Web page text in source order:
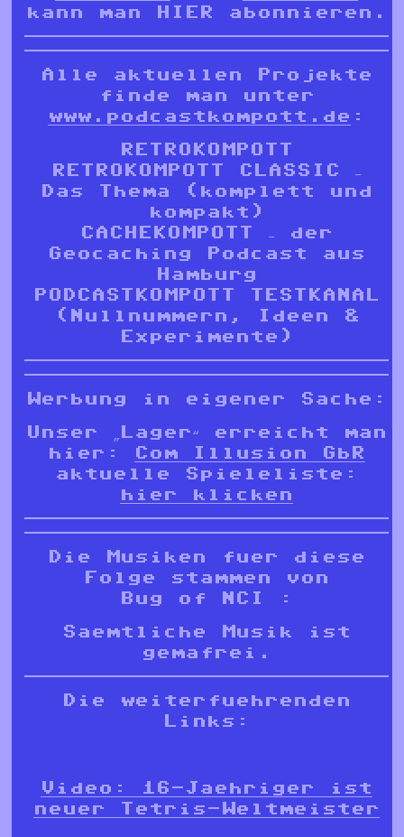
kann man HIER abonnieren.
Alle aktuellen Projekte
finde man unter
www.podcastkompott.de :
RETROKOMPOTT
RETROKOMPOTT CLASSIC –
Das Thema (komplett und
kompakt)
CACHEKOMPOTT – der
Geocaching Podcast aus
Hamburg
PODCASTKOMPOTT TESTKANAL
(Nullnummern, Ideen &
Experimente)
Werbung in eigener Sache:
Unser „Lager“ erreicht man
hier:
Com Illusion GbR
aktuelle Spieleliste:
hier klicken
Die Musiken fuer diese
Folge stammen von
Bug of NCI :
Saemtliche Musik ist
gemafrei.
Die weiterfuehrenden
Links:
Video: 16-Jaehriger ist
neuer Tetris-Weltmeister